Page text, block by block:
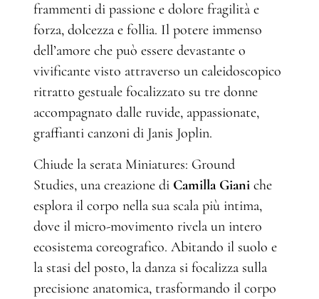
frammenti di passione e dolore fragilità e
forza, dolcezza e follia. Il potere immenso
dell’amore che può essere devastante o
vivificante visto attraverso un caleidoscopico
ritratto gestuale focalizzato su tre donne
accompagnato dalle ruvide, appassionate,
graffianti canzoni di Janis Joplin.
Chiude la serata Miniatures: Ground
Studies, una creazione di Camilla Giani che
esplora il corpo nella sua scala più intima,
dove il micro-movimento rivela un intero
ecosistema coreografico. Abitando il suolo e
la stasi del posto, la danza si focalizza sulla
precisione anatomica, trasformando il corpo